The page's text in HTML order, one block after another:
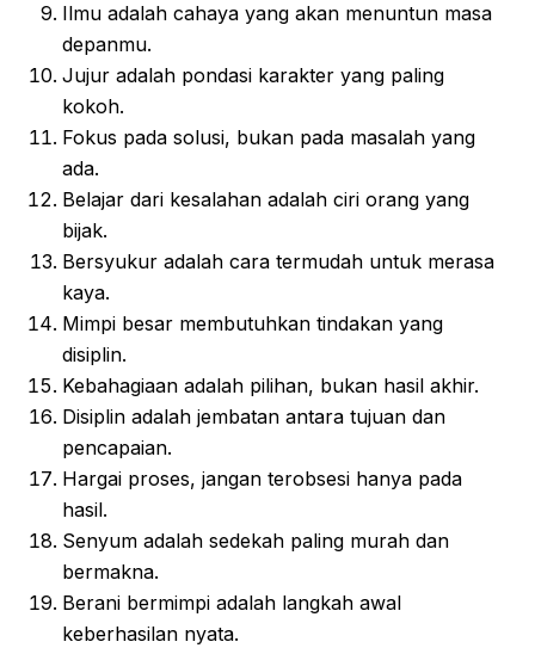
Ilmu adalah cahaya yang akan menuntun masa
depanmu.
Jujur adalah pondasi karakter yang paling
kokoh.
Fokus pada solusi, bukan pada masalah yang
ada.
Belajar dari kesalahan adalah ciri orang yang
bijak.
Bersyukur adalah cara termudah untuk merasa
kaya.
Mimpi besar membutuhkan tindakan yang
disiplin.
Kebahagiaan adalah pilihan, bukan hasil akhir.
Disiplin adalah jembatan antara tujuan dan
pencapaian.
Hargai proses, jangan terobsesi hanya pada
hasil.
Senyum adalah sedekah paling murah dan
bermakna.
Berani bermimpi adalah langkah awal
keberhasilan nyata.